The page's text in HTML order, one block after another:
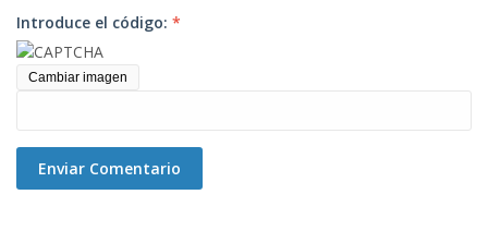
Introduce el código: *
Cambiar imagen
Enviar Comentario